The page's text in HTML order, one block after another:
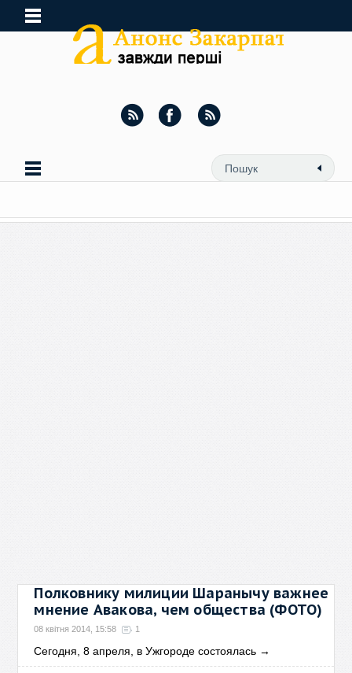
Полковнику милиции Шаранычу важнее
мнение Авакова, чем общества (ФОТО)
08 квітня 2014, 15:58 1
Сегодня, 8 апреля, в Ужгороде состоялась →